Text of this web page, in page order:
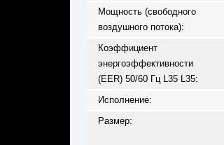
Мощность (свободного
воздушного потока):
Коэффициент
энергоэффективности
(EER) 50/60 Гц L35 L35:
Исполнение:
Размер: